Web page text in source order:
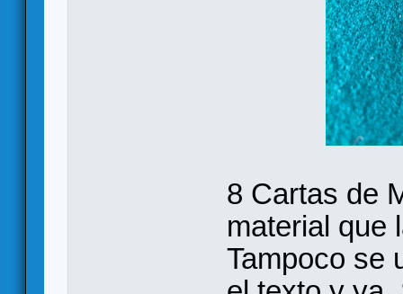
8 Cartas de
material que
Tampoco se